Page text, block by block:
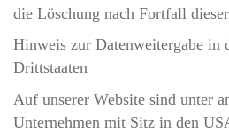
die Löschung nach Fortfall
Hinweis zur Datenweitergabe in
Drittstaaten
Auf unserer Website sind unter
Unternehmen mit Sitz in den